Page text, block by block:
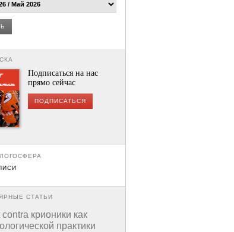
Подписаться на нас
прямо сейчас
ПОДПИСАТЬСЯ
СТАТЬИ
contra крионики как
практики